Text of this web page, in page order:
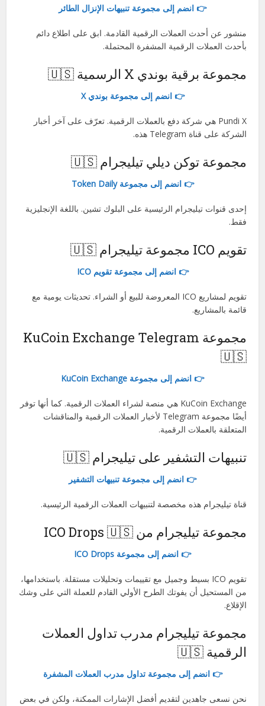
👉 انضم إلى مجموعة تنبيهات الإنزال الطائر
منشور عن أحدث العملات الرقمية القادمة. ابق على اطلاع دائم
بأحدث العملات الرقمية المشفرة المحتملة.
مجموعة برقية بوندي X الرسمية 🇺🇸
👉 انضم إلى مجموعة بوندي X
Pundi X هي شركة دفع بالعملات الرقمية. تعرّف على آخر أخبار
الشركة على قناة Telegram هذه.
مجموعة توكن ديلي تيليجرام 🇺🇸
👉 انضم إلى مجموعة Token Daily
إحدى قنوات تيليجرام الرئيسية على البلوك تشين. باللغة الإنجليزية
فقط.
تقويم ICO مجموعة تيليجرام 🇺🇸
👉 انضم إلى مجموعة تقويم ICO
تقويم لمشاريع ICO المعروضة للبيع أو الشراء. تحديثات يومية مع
قائمة بالمشاريع.
مجموعة KuCoin Exchange Telegram
🇺🇸
👉 انضم إلى مجموعة KuCoin Exchange
KuCoin Exchange هي منصة لشراء العملات الرقمية. كما أنها توفر
أيضًا مجموعة Telegram لأخبار العملات الرقمية والمناقشات
المتعلقة بالعملات الرقمية.
تنبيهات التشفير على تيليجرام 🇺🇸
👉 انضم إلى مجموعة تنبيهات التشفير
قناة تيليجرام هذه مخصصة لتنبيهات العملات الرقمية الرئيسية.
مجموعة تيليجرام من ICO Drops 🇺🇸
👉 انضم إلى مجموعة ICO Drops
تقويم ICO بسيط وجميل مع تقييمات وتحليلات مستقلة. باستخدامها،
من المستحيل أن يفوتك الطرح الأولي القادم للعملة التي على وشك
الإقلاع.
مجموعة تيليجرام مدرب تداول العملات
الرقمية 🇺🇸
👉 انضم إلى مجموعة تداول مدرب العملات المشفرة
نحن نسعى جاهدين لتقديم أفضل الإشارات الممكنة، ولكن في بعض